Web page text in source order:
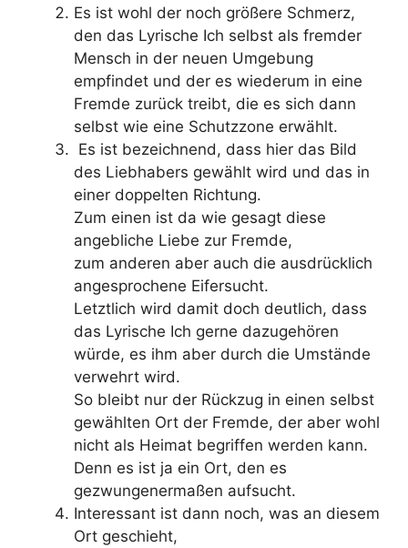
Es ist wohl der noch größere Schmerz,
den das Lyrische Ich selbst als fremder
Mensch in der neuen Umgebung
empfindet und der es wiederum in eine
Fremde zurück treibt, die es sich dann
selbst wie eine Schutzzone erwählt.
Es ist bezeichnend, dass hier das Bild
des Liebhabers gewählt wird und das in
einer doppelten Richtung.
Zum einen ist da wie gesagt diese
angebliche Liebe zur Fremde,
zum anderen aber auch die ausdrücklich
angesprochene Eifersucht.
Letztlich wird damit doch deutlich, dass
das Lyrische Ich gerne dazugehören
würde, es ihm aber durch die Umstände
verwehrt wird.
So bleibt nur der Rückzug in einen selbst
gewählten Ort der Fremde, der aber wohl
nicht als Heimat begriffen werden kann.
Denn es ist ja ein Ort, den es
gezwungenermaßen aufsucht.
Interessant ist dann noch, was an diesem
Ort geschieht,